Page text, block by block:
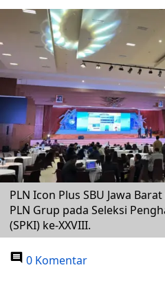
PLN Icon Plus SBU Jawa
PLN Grup pada Seleksi
(SPKI) ke-XXVIII.
0 Komentar